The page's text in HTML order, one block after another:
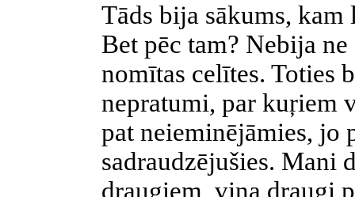
Tāds bija sākums,
Bet pēc tam? Nebija
nomītas celītes. Toties
nepratumi, par kuŗiem
pat neieminējāmies, jo
sadraudzējušies. Mani
draugiem, viņa draugi